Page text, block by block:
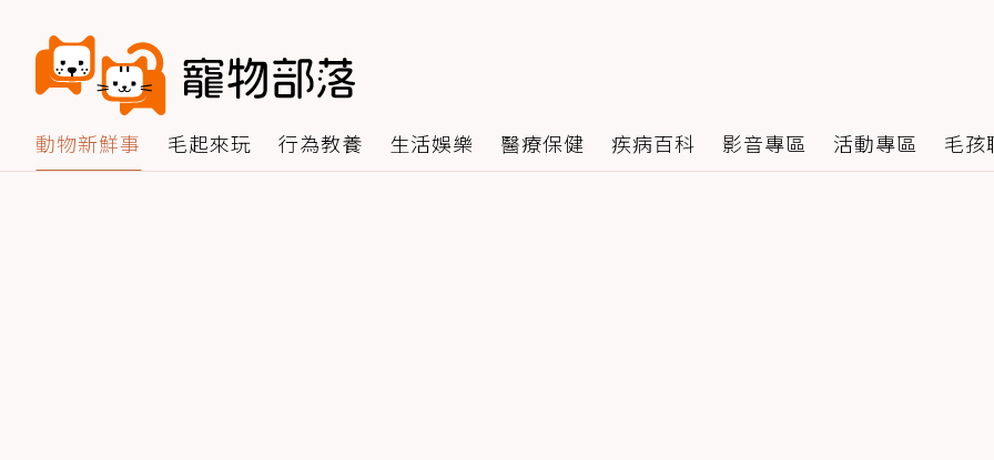
動物新鮮事 毛起來玩 行為教養 生活娛樂 醫療保健 疾病百科 影音專區 活動專區 毛孩